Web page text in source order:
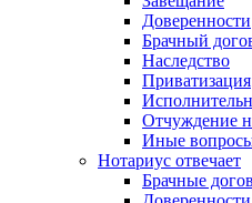
Доверенности
Брачный
Наследство
Приватизация
Отчуждение
Иные
Нотариус отвечает
Брачные